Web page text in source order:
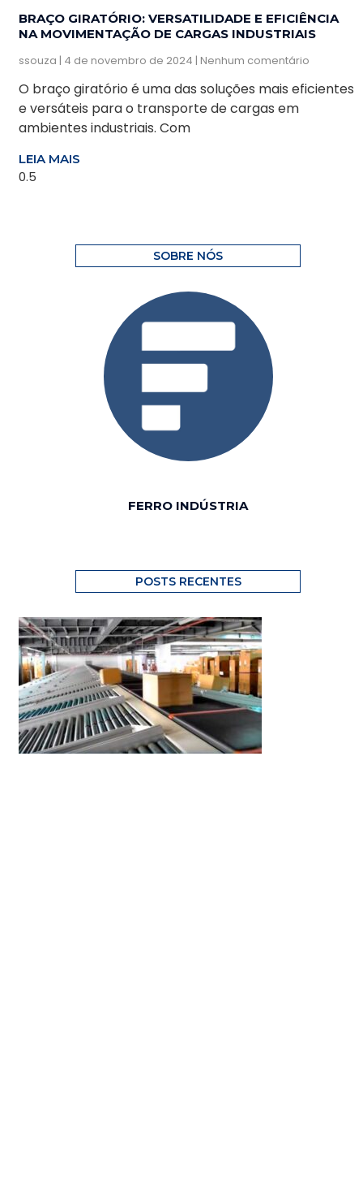
BRAÇO GIRATÓRIO: VERSATILIDADE E EFICIÊNCIA
NA MOVIMENTAÇÃO DE CARGAS INDUSTRIAIS
ssouza 4 de novembro de 2024 Nenhum comentário
O braço giratório é uma das soluções mais eficientes
e versáteis para o transporte de cargas em
ambientes industriais. Com
LEIA MAIS
SOBRE NÓS
FERRO INDÚSTRIA
POSTS RECENTES